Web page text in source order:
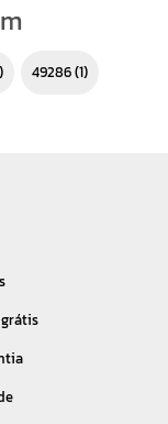
49286(1)